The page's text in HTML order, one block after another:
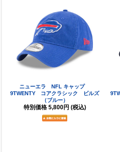
ニューエラ NFL キャップ
9TWENTY コアクラシック ビルズ
（ブルー）
特別価格 5,800円 (税込)